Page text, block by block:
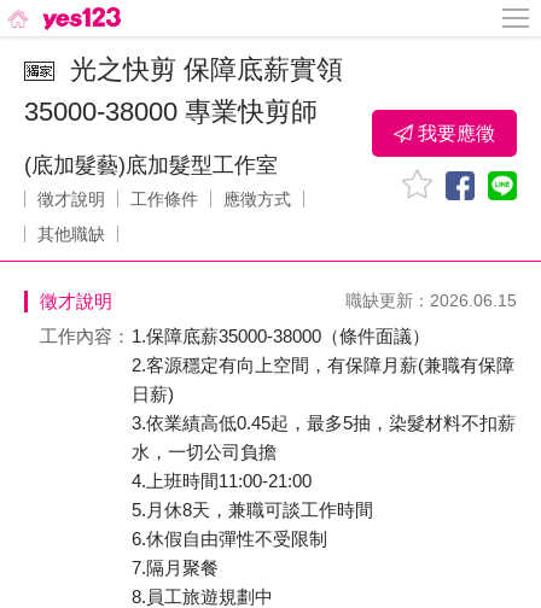
光之快剪 保障底薪實領
35000-38000 專業快剪師
(底加髮藝)底加髮型工作室
徵才說明 工作條件
應徵方式
其他職缺
我要應徵
徵才說明 職缺更新：2026.06.15
工作內容： 1.保障底薪35000-38000（條件面議）
2.客源穩定有向上空間，有保障月薪(兼職有保障
日薪)
3.依業績高低0.45起，最多5抽，染髮材料不扣薪
水，一切公司負擔
4.上班時間11:00-21:00
5.月休8天，兼職可談工作時間
6.休假自由彈性不受限制
7.隔月聚餐
8.員工旅遊規劃中